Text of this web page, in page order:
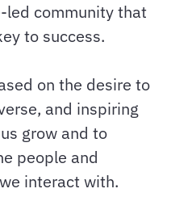
led community that
to success.
on the desire to
and inspiring
grow and to
people and
interact with.